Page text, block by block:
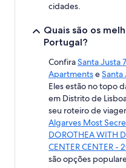
cidades.
Quais são os
Portugal?
ConfiraSanta Justa
ApartmentseSanta
Eles estão no topo
em Distrito de
seu roteiro de
Algarves Most
DOROTHEA WITH
CENTER CENTER -
são opções